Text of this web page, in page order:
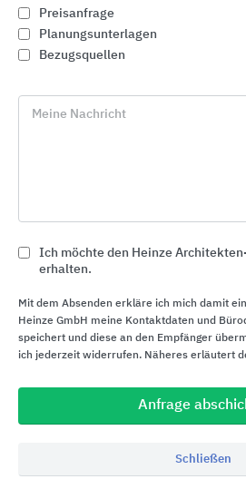
Preisanfrage
Planungsunterlagen
Bezugsquellen
Meine Nachricht
Ich möchte den Heinze
erhalten.
Mit dem Absenden erkläre ich mich damit
Heinze GmbH meine Kontaktdaten und
speichert und diese an den Empfänger
ich jederzeit widerrufen. Näheres erläutert
Anfrage
Schließen